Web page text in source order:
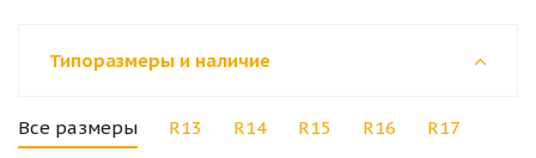
Типоразмеры и наличие
Все размеры R13 R14 R15 R16 R17